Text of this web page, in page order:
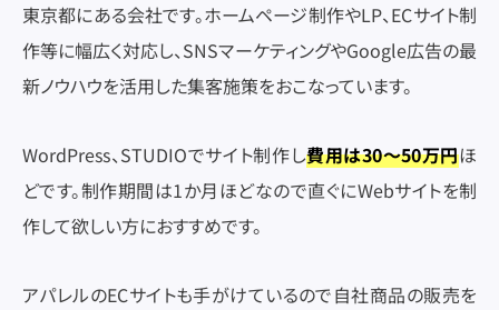
東京都にある会社です。ホームページ制作やLP、ECサイト制
作等に幅広く対応し、SNSマーケティングやGoogle広告の最
新ノウハウを活用した集客施策をおこなっています。
WordPress、STUDIOでサイト制作し費用は30～50万円ほ
どです。制作期間は1か月ほどなので直ぐにWebサイトを制
作して欲しい方におすすめです。
アパレルのECサイトも手がけているので自社商品の販売を